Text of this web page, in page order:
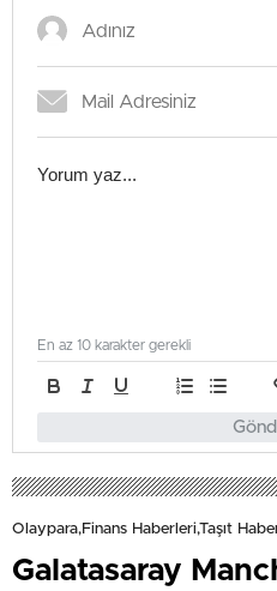
En az 10 karakter gerekli
Olaypara,Finans Haberleri,Taşıt
Galatasaray